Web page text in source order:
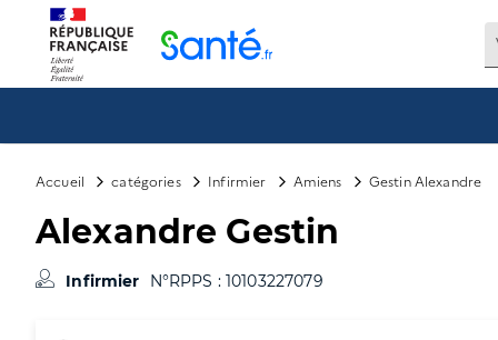
Accueil catégories Infirmier Amiens Gestin Alexandre
Alexandre Gestin
Infirmier N°RPPS : 10103227079
Panneau de gestion des cookies